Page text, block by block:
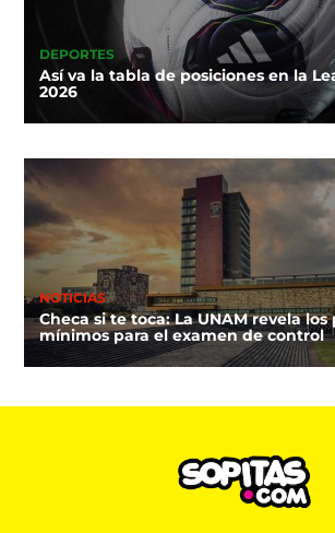
DEPORTES
Así va la tabla de posiciones en la
2026
NOTICIAS
Checa si te toca: La UNAM revela
mínimos para el examen de control